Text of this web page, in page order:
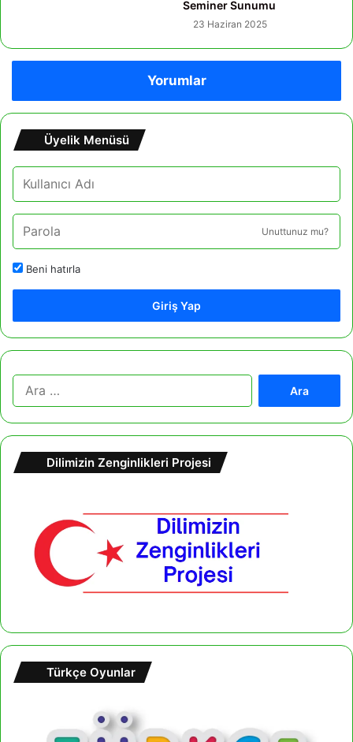
Seminer Sunumu
23 Haziran 2025
Yorumlar
Üyelik Menüsü
Unuttunuz mu?
Beni hatırla
Giriş Yap
Dilimizin Zenginlikleri Projesi
Türkçe Oyunlar